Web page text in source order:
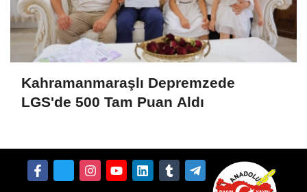
Kahramanmaraşlı Depremzede
LGS'de 500 Tam Puan Aldı